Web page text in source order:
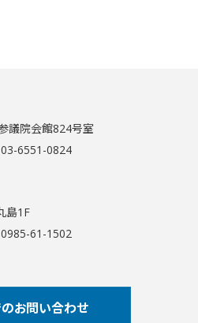
議院会館824号室
6551-0824
島1F
61-1502
お問い合わせ